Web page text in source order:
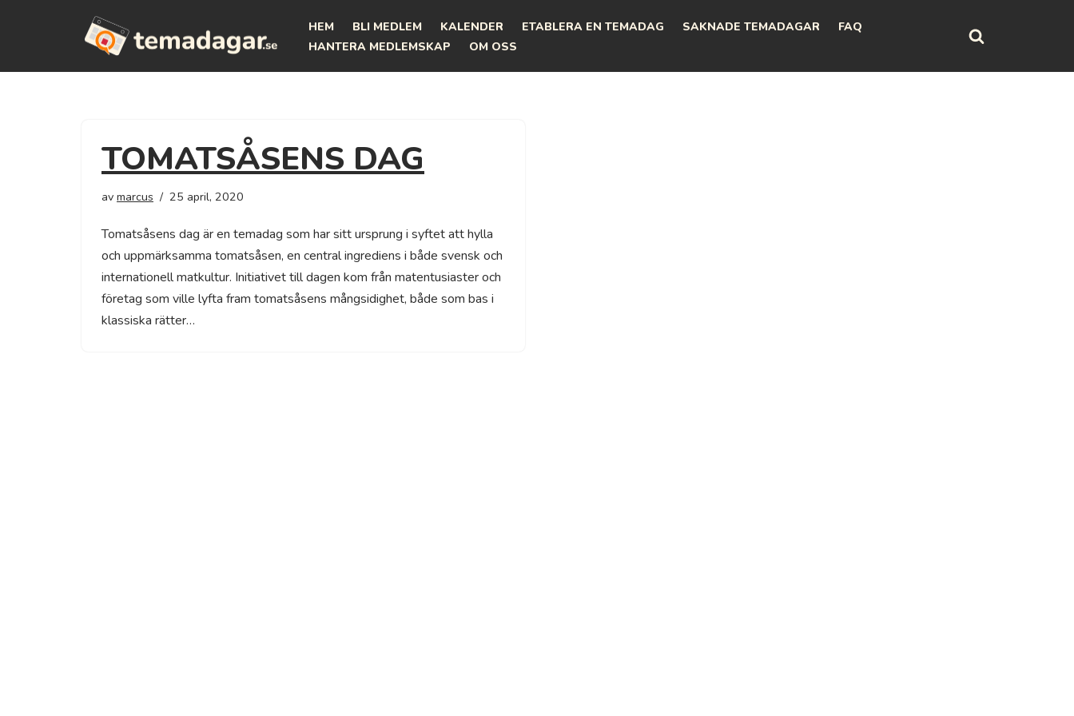
HEM BLI MEDLEM KALENDER ETABLERA EN TEMADAG SAKNADE TEMADAGAR
FAQ
HANTERA MEDLEMSKAP
OM OSS
TOMATSÅSENS DAG
av marcus 25 april, 2020
Tomatsåsens dag är en temadag som har sitt ursprung i syftet att hylla
och uppmärksamma tomatsåsen, en central ingrediens i både svensk och
internationell matkultur. Initiativet till dagen kom från matentusiaster och
företag som ville lyfta fram tomatsåsens mångsidighet, både som bas i
klassiska rätter…